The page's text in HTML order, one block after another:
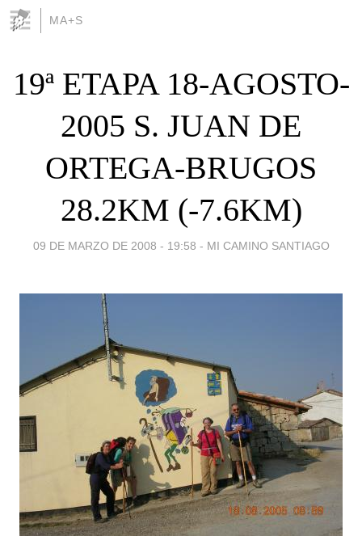
MA+S
19ª ETAPA 18-AGOSTO-
2005 S. JUAN DE
ORTEGA-BRUGOS
28.2KM (-7.6KM)
09 DE MARZO DE 2008 - 19:58 - MI CAMINO SANTIAGO